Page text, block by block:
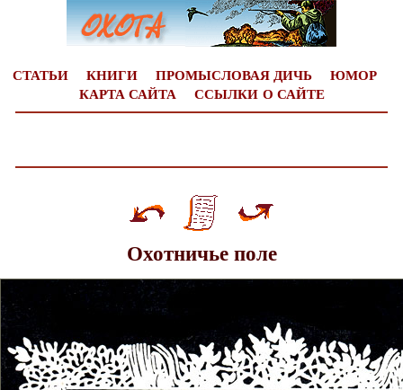
СТАТЬИ КНИГИ ПРОМЫСЛОВАЯ ДИЧЬ
ЮМОР
КАРТА САЙТА
ССЫЛКИ О САЙТЕ
Охотничье поле